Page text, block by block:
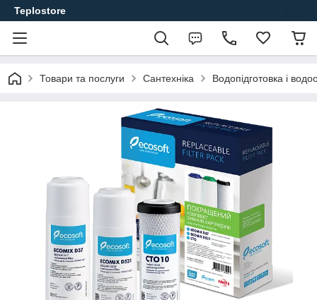
Teplostore
Товари та послуги Сантехніка Водопідготовка і